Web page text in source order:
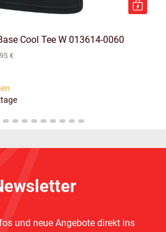
Cool Tee W 013614-0060
€
und neue Angebote direkt ins